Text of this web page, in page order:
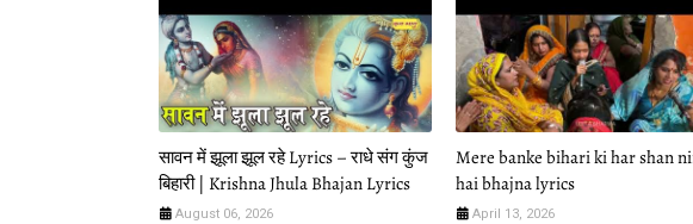
सावन में झूला झूल रहे Lyrics – राधे संग कुंज
बिहारी | Krishna Jhula Bhajan Lyrics
August 06, 2026
Mere banke bihari ki har shan
hai bhajna lyrics
April 13, 2026